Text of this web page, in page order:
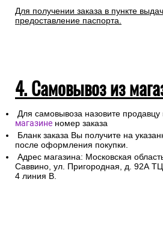
Для получении заказа в пункте
предоставление паспорта.
4. Самовывоз из
Для самовывоза назовите продавцу
магазине номер заказа
Бланк заказа Вы получите на
после оформления покупки.
Адрес магазина: Московская
Саввино, ул. Пригородная, д. 92А
4 линия В.